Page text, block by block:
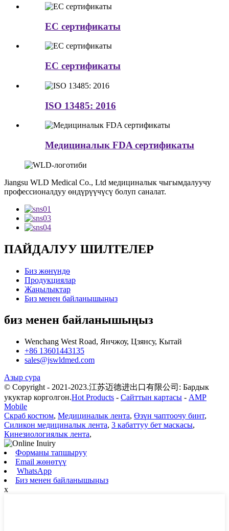
EC сертификаты
EC сертификаты
ISO 13485: 2016
Медициналык FDA сертификаты
Jiangsu WLD Medical Co., Ltd медициналык чыгымдалуучу
профессионалдуу өндүрүүчүсү болуп саналат.
ПАЙДАЛУУ ШИЛТЕЛЕР
Биз жөнүндө
Продукциялар
Жаңылыктар
Биз менен байланышыңыз
биз менен байланышыңыз
Wenchang West Road, Янчжоу, Цзянсу, Кытай
+86 13601443135
sales@jswldmed.com
Азыр сура
© Copyright - 2021-2023.江苏迈德进出口有限公司: Бардык
укуктар корголгон.Hot Products - Сайттын картасы - AMP
Mobile
Скраб костюм, Медициналык лента, Өзүн чаптоочу бинт,
Силикон медициналык лента, 3 кабаттуу бет маскасы,
Кинезиологиялык лента,
Форманы тапшыруу
Email жөнөтүү
WhatsApp
Биз менен байланышыңыз
x